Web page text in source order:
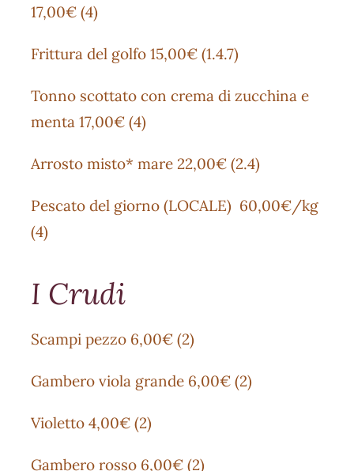
17,00€ (4)
Frittura del golfo 15,00€ (1.4.7)
Tonno scottato con crema di zucchina e
menta 17,00€ (4)
Arrosto misto* mare 22,00€ (2.4)
Pescato del giorno (LOCALE) 60,00€/kg
(4)
I Crudi
Scampi pezzo 6,00€ (2)
Gambero viola grande 6,00€ (2)
Violetto 4,00€ (2)
Gambero rosso 6,00€ (2)